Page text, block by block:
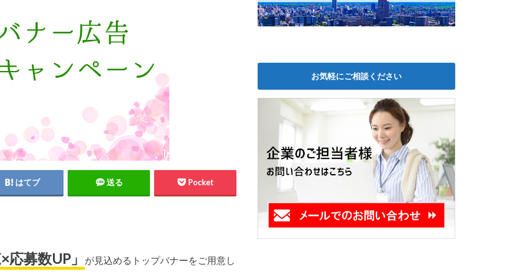
はてブ 送る Pocket
応募数UP」 が見込めるトップバナーをご用意し
お気軽にご相談ください